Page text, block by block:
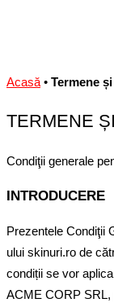
Acasă • Termene
TERMENE
Condiţii generale
INTRODUCERE
Prezentele Condiţii
ului skinuri.ro de
condiții se vor
ACME CORP SRL,